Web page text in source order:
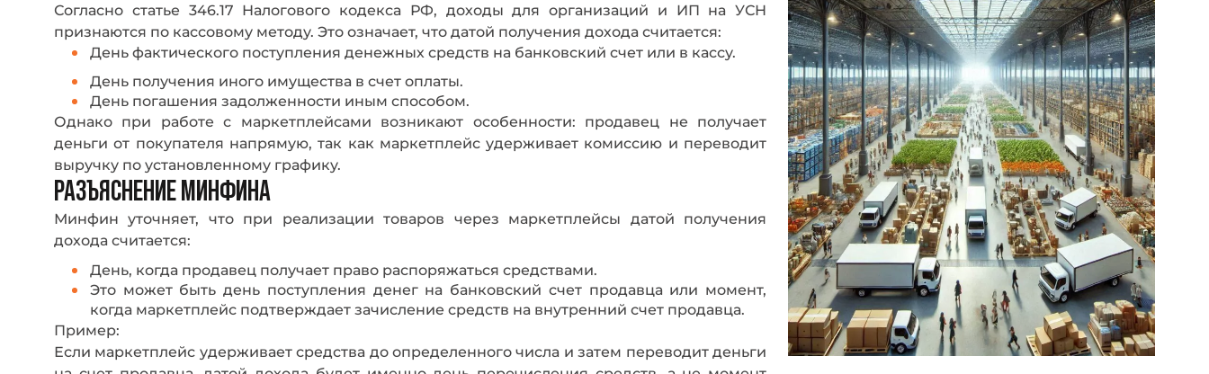
Согласно статье 346.17 Налогового кодекса РФ, доходы для организаций и ИП на УСН
признаются по кассовому методу. Это означает, что датой получения дохода считается:
День фактического поступления денежных средств на банковский счет или в кассу.
День получения иного имущества в счет оплаты.
День погашения задолженности иным способом.
Однако при работе с маркетплейсами возникают особенности: продавец не получает
деньги от покупателя напрямую, так как маркетплейс удерживает комиссию и переводит
выручку по установленному графику.
РАЗЪЯСНЕНИЕ МИНФИНА
Минфин уточняет, что при реализации товаров через маркетплейсы датой получения
дохода считается:
День, когда продавец получает право распоряжаться средствами.
Это может быть день поступления денег на банковский счет продавца или момент,
когда маркетплейс подтверждает зачисление средств на внутренний счет продавца.
Пример:
Если маркетплейс удерживает средства до определенного числа и затем переводит деньги